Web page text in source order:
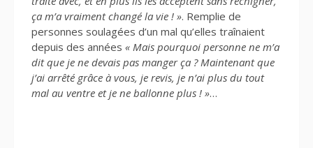
ça m’a vraiment changé la vie ! ». Remplie de
personnes soulagées d’un mal qu’elles traînaient
depuis des années « Mais pourquoi personne ne m’a
dit que je ne devais pas manger ça ? Maintenant que
j’ai arrêté grâce à vous, je revis, je n’ai plus du tout
mal au ventre et je ne ballonne plus ! »…